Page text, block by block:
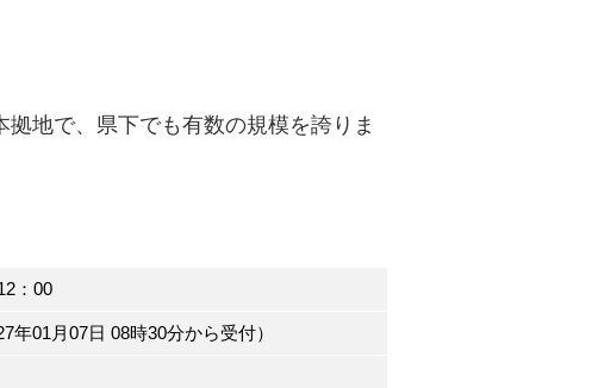
地で、県下でも有数の規模を誇りま
：00
年01月07日 08時30分から受付）